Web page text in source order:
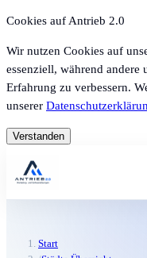
Cookies auf Antrieb 2.0
Wir nutzen Cookies auf
essenziell, während andere
Erfahrung zu verbessern.
unserer
Verstanden
Start